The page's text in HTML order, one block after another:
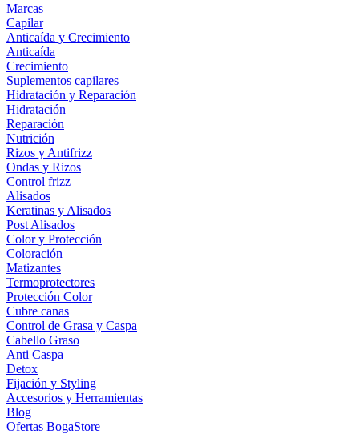
Marcas
Capilar
Anticaída y Crecimiento
Anticaída
Crecimiento
Suplementos capilares
Hidratación y Reparación
Hidratación
Reparación
Nutrición
Rizos y Antifrizz
Ondas y Rizos
Control frizz
Alisados
Keratinas y Alisados
Post Alisados
Color y Protección
Coloración
Matizantes
Termoprotectores
Protección Color
Cubre canas
Control de Grasa y Caspa
Cabello Graso
Anti Caspa
Detox
Fijación y Styling
Accesorios y Herramientas
Blog
Ofertas BogaStore